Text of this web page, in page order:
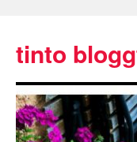
tinto